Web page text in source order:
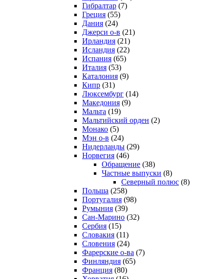
Гибралтар (7)
Греция (55)
Дания (24)
Джерси о-в (21)
Ирландия (21)
Исландия (22)
Испания (65)
Италия (53)
Каталония (9)
Кипр (31)
Люксембург (14)
Македония (9)
Мальта (19)
Мальтийский орден (2)
Монако (5)
Мэн о-в (24)
Нидерланды (29)
Норвегия (46)
Обращение (38)
Частные выпуски (8)
Северный полюс (8)
Польша (258)
Португалия (98)
Румыния (39)
Сан-Марино (32)
Сербия (15)
Словакия (11)
Словения (24)
Фарерские о-ва (7)
Финляндия (65)
Франция (80)